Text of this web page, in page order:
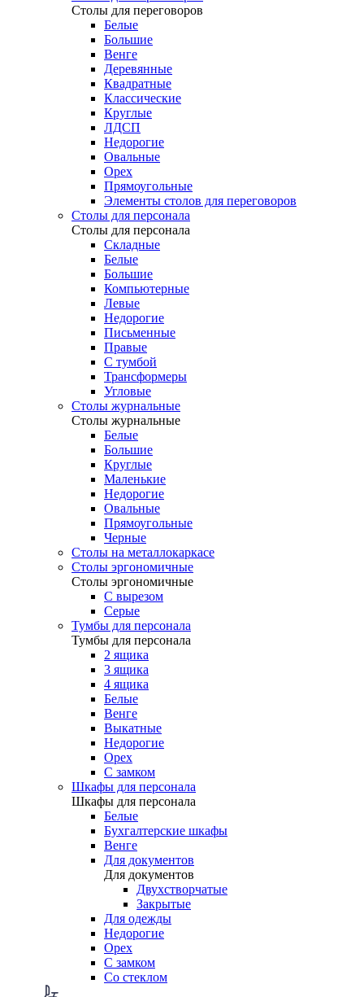
Столы для переговоров
Белые
Большие
Венге
Деревянные
Квадратные
Классические
Круглые
ЛДСП
Недорогие
Овальные
Орех
Прямоугольные
Элементы столов для переговоров
Столы для персонала
Столы для персонала
Cкладные
Белые
Большие
Компьютерные
Левые
Недорогие
Письменные
Правые
С тумбой
Трансформеры
Угловые
Столы журнальные
Столы журнальные
Белые
Большие
Круглые
Маленькие
Недорогие
Овальные
Прямоугольные
Черные
Столы на металлокаркасе
Столы эргономичные
Столы эргономичные
С вырезом
Серые
Тумбы для персонала
Тумбы для персонала
2 ящика
3 ящика
4 ящика
Белые
Венге
Выкатные
Недорогие
Орех
С замком
Шкафы для персонала
Шкафы для персонала
Белые
Бухгалтерские шкафы
Венге
Для документов
Для документов
Двухстворчатые
Закрытые
Для одежды
Недорогие
Орех
С замком
Со стеклом